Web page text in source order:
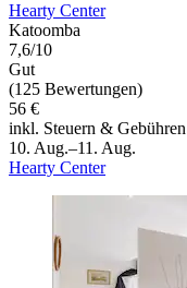
Hearty Center
Katoomba
7,6/10
Gut
(125 Bewertungen)
56 €
inkl. Steuern & Gebühren
10. Aug.–11. Aug.
Hearty Center